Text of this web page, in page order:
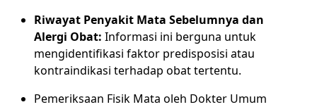
Riwayat Penyakit Mata Sebelumnya dan
Alergi Obat: Informasi ini berguna untuk
mengidentifikasi faktor predisposisi atau
kontraindikasi terhadap obat tertentu.
Pemeriksaan Fisik Mata oleh Dokter Umum